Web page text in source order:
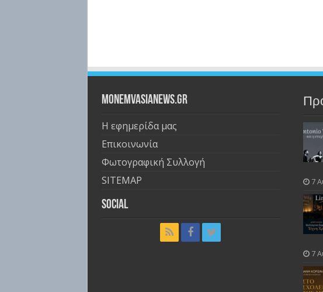
Monemvasianews.gr
Η εφημερίδα μας
Επικοινωνία
Φωτογραφική Συλλογή
SITEMAP
Social
7
7